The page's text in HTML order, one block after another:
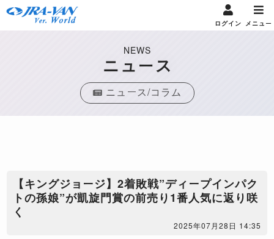
ログイン メニュー
NEWS
ニュース
ニュース/コラム
【キングジョージ】2着敗戦”ディープインパク
トの孫娘”が凱旋門賞の前売り1番人気に返り咲
く
2025年07月28日 14:35